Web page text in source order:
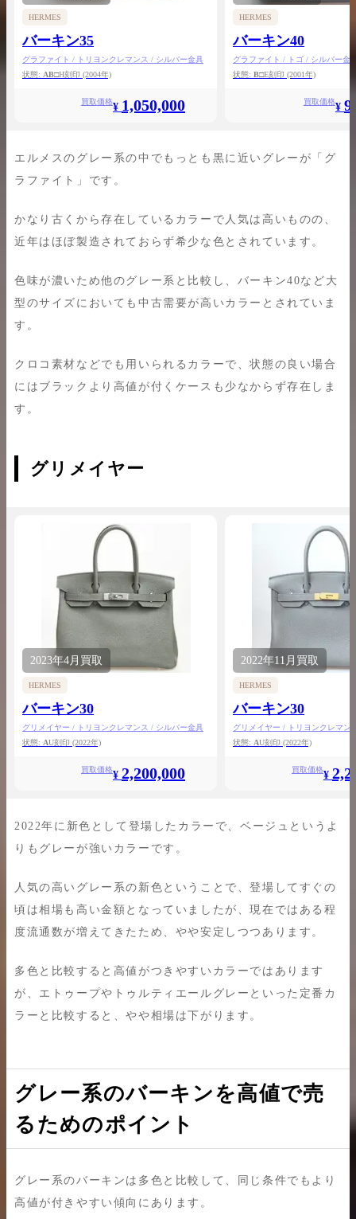
HERMES
バーキン35
グラファイト / トリヨンクレマンス / シルバー金具
状態: AB□H刻印 (2004年)
買取価格¥ 1,050,000
HERMES
バーキン40
グラファイト / トゴ / シルバー金
状態: B□E刻印 (2001年)
買取価格¥
エルメスのグレー系の中でもっとも黒に近いグレーが「グ
ラファイト」です。
かなり古くから存在しているカラーで人気は高いものの、
近年はほぼ製造されておらず希少な色とされています。
色味が濃いため他のグレー系と比較し、バーキン40など大
型のサイズにおいても中古需要が高いカラーとされていま
す。
クロコ素材などでも用いられるカラーで、状態の良い場合
にはブラックより高値が付くケースも少なからず存在しま
す。
グリメイヤー
2023年4月 買取
HERMES
バーキン30
グリメイヤー / トリヨンクレマンス / シルバー金具
状態: AU刻印 (2022年)
買取価格¥ 2,200,000
2022年11月 買取
HERMES
バーキン30
グリメイヤー / トリヨンクレマン
状態: AU刻印 (2022年)
買取価格¥
2022年に新色として登場したカラーで、ベージュというよ
りもグレーが強いカラーです。
人気の高いグレー系の新色ということで、登場してすぐの
頃は相場も高い金額となっていましたが、現在ではある程
度流通数が増えてきたため、やや安定しつつあります。
多色と比較すると高値がつきやすいカラーではあります
が、エトゥープやトゥルティエールグレーといった定番カ
ラーと比較すると、やや相場は下がります。
グレー系のバーキンを高値で売
るためのポイント
グレー系のバーキンは多色と比較して、同じ条件でもより
高値が付きやすい傾向にあります。